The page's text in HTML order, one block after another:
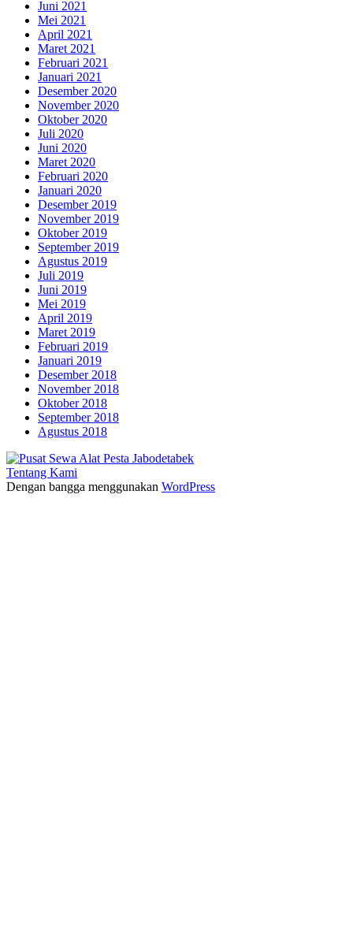
Juni 2021
Mei 2021
April 2021
Maret 2021
Februari 2021
Januari 2021
Desember 2020
November 2020
Oktober 2020
Juli 2020
Juni 2020
Maret 2020
Februari 2020
Januari 2020
Desember 2019
November 2019
Oktober 2019
September 2019
Agustus 2019
Juli 2019
Juni 2019
Mei 2019
April 2019
Maret 2019
Februari 2019
Januari 2019
Desember 2018
November 2018
Oktober 2018
September 2018
Agustus 2018
Tentang Kami
Dengan bangga menggunakan WordPress